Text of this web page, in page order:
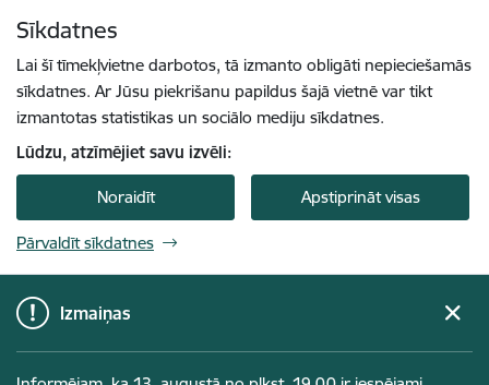
Sīkdatnes
Lai šī tīmekļvietne darbotos, tā izmanto obligāti nepieciešamās
sīkdatnes. Ar Jūsu piekrišanu papildus šajā vietnē var tikt
izmantotas statistikas un sociālo mediju sīkdatnes.
Lūdzu, atzīmējiet savu izvēli:
Noraidīt Apstiprināt visas
Pārvaldīt sīkdatnes
Izmaiņas